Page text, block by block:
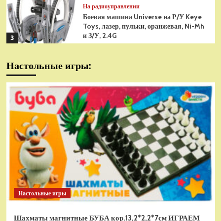
3
На радиоуправлении
Боевая машина Universe на Р/У Keye
Toys, лазер, пульки, оранжевая, Ni-Mh
и З/У, 2.4G
Радиоуправляемая модель
(HN1586)
На радиоуправлении
Р/У танк Taigen 1/16
Panzerkampfwagen III (Германия) HC
(для ИК танкового боя) V3 2.4G RTR,
TG3848-1HC-IR3.0
1
На радиоуправлении
Радиоуправляемый танк Torro
Sturmtiger Panzer 1к16
(TR1111700300)
Настольные игры:
Настольные игры
Шахматы магнитные БУБА кор.13,2*2,2*7см ИГРАЕМ